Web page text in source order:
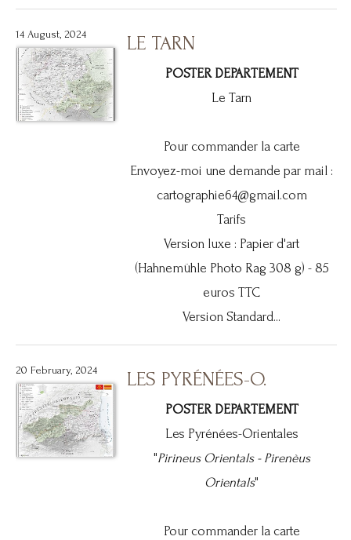
14 August, 2024 LE TARN
POSTER DEPARTEMENT
Le Tarn
Pour commander la carte
Envoyez-moi une demande par mail :
cartographie64@gmail.com
Tarifs
Version luxe : Papier d'art
(Hahnemühle Photo Rag 308 g) - 85
euros TTC
Version Standard...
20 February, 2024 LES PYRÉNÉES-O.
POSTER DEPARTEMENT
Les Pyrénées-Orientales
"Pirineus Orientals - Pirenèus
Orientals"
Pour commander la carte